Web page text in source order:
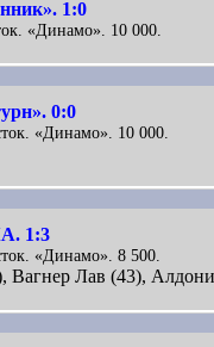
1:0
«Динамо». 10 000.
0:0
«Динамо». 10 000.
1:3
«Динамо». 8 500.
Вагнер Лав (43),